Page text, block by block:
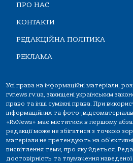
ПРО НАС
КОНТАКТИ
РЕДАКЦІЙНА ПОЛІТИКА
РЕКЛАМА
Усі права на інформаційні матеріали,
rvnews.rv.ua, захищені українським
право та інші суміжні права. При
інформаційних та фото-
«RvNews» має міститися в першому
редакції може не збігатися з точкою
матеріали не претендують на
висвітлення теми, про яку йдеться.
достовірність та тлумачення